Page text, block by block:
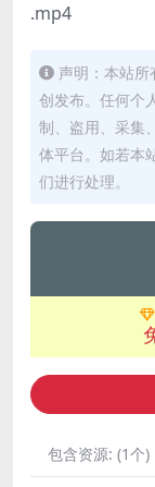
.mp4
声明：本站
创发布。任何个
制、盗用、采集
体平台。如若本
们进行处理。
包含资源: (1个)